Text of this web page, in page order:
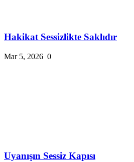
Hakikat Sessizlikte Saklıdır
Mar 5, 2026 0
Uyanışın Sessiz Kapısı